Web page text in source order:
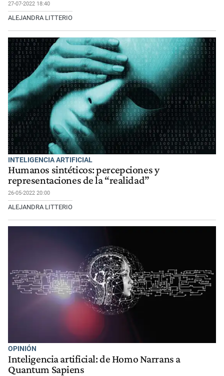
27-07-2022 18:40
ALEJANDRA LITTERIO
INTELIGENCIA ARTIFICIAL
Humanos sintéticos: percepciones y
representaciones de la “realidad”
26-05-2022 20:00
ALEJANDRA LITTERIO
OPINIÓN
Inteligencia artificial: de Homo Narrans a
Quantum Sapiens